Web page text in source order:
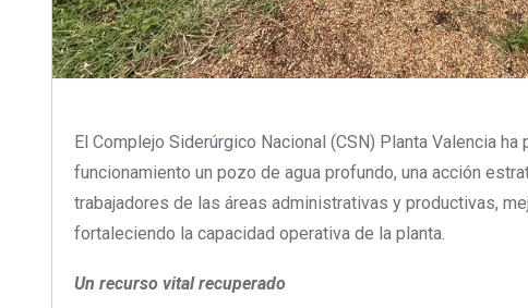
El Complejo Siderúrgico Nacional (CSN) Planta Valencia ha
funcionamiento un pozo de agua profundo, una acción
trabajadores de las áreas administrativas y productivas,
fortaleciendo la capacidad operativa de la planta.
Un recurso vital recuperado